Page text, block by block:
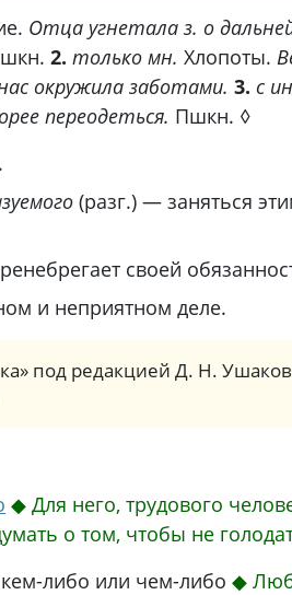
Отца угнетала з. о
2. только мн. Хлопоты.
окружила заботами. 3. с
переодеться. Пшкн. ◊
(разг.) — заняться
своей
и неприятном деле.
под редакцией Д. Н.
◆ Для него, трудового
о том, чтобы не
либо или чем-либо ◆